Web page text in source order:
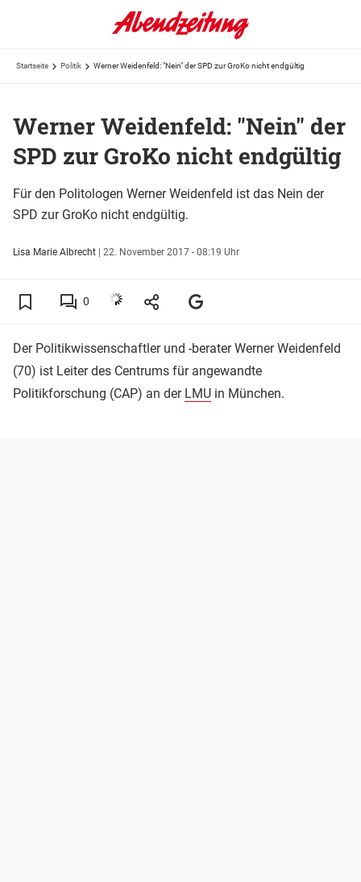
Startseite Politik Werner Weidenfeld: "Nein" der SPD zur GroKo nicht endgültig
Werner Weidenfeld: "Nein" der
SPD zur GroKo nicht endgültig
Für den Politologen Werner Weidenfeld ist das Nein der
SPD zur GroKo nicht endgültig.
Lisa Marie Albrecht | 22. November 2017 - 08:19 Uhr
0
Der Politikwissenschaftler und -berater Werner Weidenfeld
(70) ist Leiter des Centrums für angewandte
Politikforschung (CAP) an der LMU in München.